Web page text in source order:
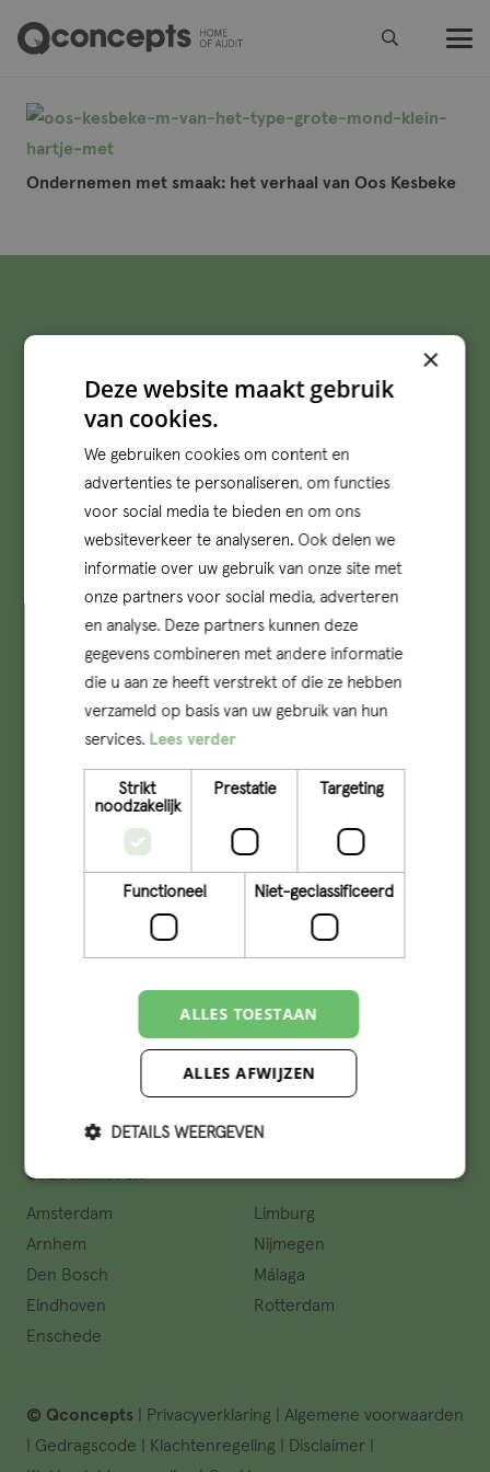
Ondernemen met smaak: het verhaal van Oos Kesbeke
+31 (0)73 – 6132510
KVK: 17277491
Volg Q op social
Studenten
Learning & development
Onze kantoren
Amsterdam
Arnhem
Den Bosch
Eindhoven
Enschede
Limburg
Nijmegen
Málaga
Rotterdam
© Qconcepts Privacyverklaring
Algemene voorwaarden
Gedragscode Klachtenregeling Disclaimer
×
Deze website maakt gebruik
van cookies.
We gebruiken cookies om content en
advertenties te personaliseren, om functies
voor social media te bieden en om ons
websiteverkeer te analyseren. Ook delen we
informatie over uw gebruik van onze site met
onze partners voor social media, adverteren
en analyse. Deze partners kunnen deze
gegevens combineren met andere informatie
die u aan ze heeft verstrekt of die ze hebben
verzameld op basis van uw gebruik van hun
services. Lees verder
Strikt
noodzakelijk
Prestatie Targeting
Functioneel Niet-geclassificeerd
ALLES TOESTAAN
ALLES AFWIJZEN
DETAILS WEERGEVEN